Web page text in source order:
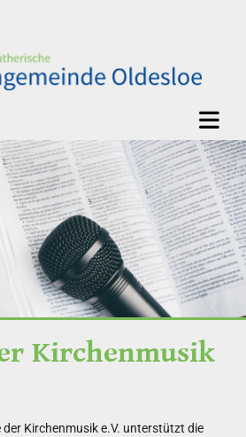
Kirchenmusik
der Kirchenmusik e.V. unterstützt die